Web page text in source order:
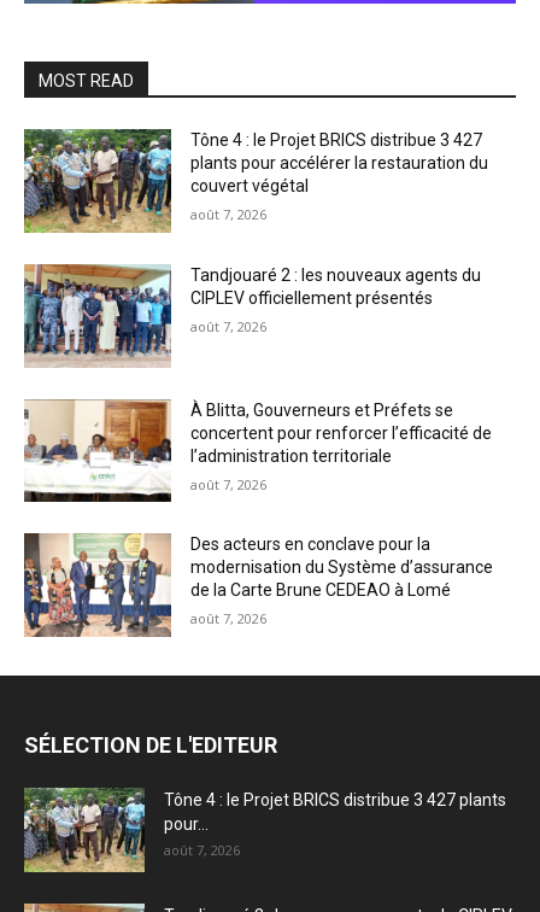
MOST READ
Tône 4 : le Projet BRICS distribue 3 427
plants pour accélérer la restauration du
couvert végétal
août 7, 2026
Tandjouaré 2 : les nouveaux agents du
CIPLEV officiellement présentés
août 7, 2026
À Blitta, Gouverneurs et Préfets se
concertent pour renforcer l’efficacité de
l’administration territoriale
août 7, 2026
Des acteurs en conclave pour la
modernisation du Système d’assurance
de la Carte Brune CEDEAO à Lomé
août 7, 2026
SÉLECTION DE L'EDITEUR
Tône 4 : le Projet BRICS distribue 3 427 plants
pour...
août 7, 2026